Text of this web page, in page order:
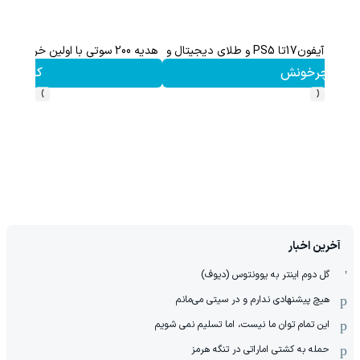
هدیه 200 سوتی با اولین خرید از گرمی،همین حالا ثبت نام کن
‹
›
آخرین اخبار
گل دوم اینتر به یوونتوس (دیوف)
هیچ پیشنهادی ندارم و در سیتی می‌مانم
این تمام توان ما نیست، اما تسلیم نمی شویم
حمله به کشتی اماراتی در تنگه هرمز